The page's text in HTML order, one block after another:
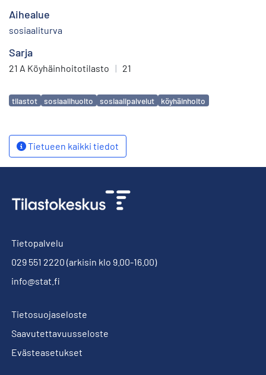
Aihealue
sosiaaliturva
Sarja
21 A Köyhäinhoitotilasto | 21
Avainsanat
tilastot sosiaalihuolto sosiaalipalvelut köyhäinhoito
Tietueen kaikki tiedot
Tietopalvelu
029 551 2220 (arkisin klo 9.00-16.00)
info@stat.fi
Tietosuojaseloste
Saavutettavuusseloste
Evästeasetukset